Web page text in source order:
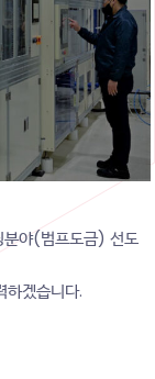
분야(범프도금) 선도
하겠습니다.